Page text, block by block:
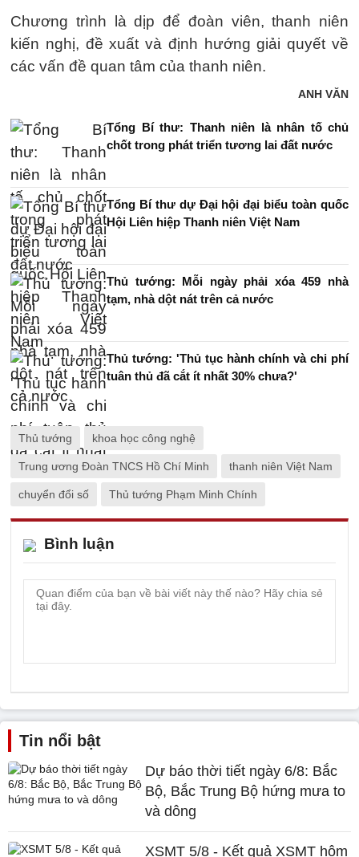
Chương trình là dịp để đoàn viên, thanh niên
kiến nghị, đề xuất và định hướng giải quyết về
các vấn đề quan tâm của thanh niên.
ANH VĂN
Tổng Bí thư: Thanh niên là nhân tố chủ
chốt trong phát triển tương lai đất nước
Tổng Bí thư dự Đại hội đại biểu toàn quốc
Hội Liên hiệp Thanh niên Việt Nam
Thủ tướng: Mỗi ngày phải xóa 459 nhà
tạm, nhà dột nát trên cả nước
Thủ tướng: 'Thủ tục hành chính và chi phí
tuân thủ đã cắt ít nhất 30% chưa?'
Thủ tướng khoa học công nghệ
Trung ương Đoàn TNCS Hồ Chí Minh thanh niên Việt Nam
chuyển đổi số Thủ tướng Phạm Minh Chính
Bình luận
Tin nổi bật
Dự báo thời tiết ngày 6/8: Bắc
Bộ, Bắc Trung Bộ hứng mưa to
và dông
XSMT 5/8 - Kết quả XSMT hôm